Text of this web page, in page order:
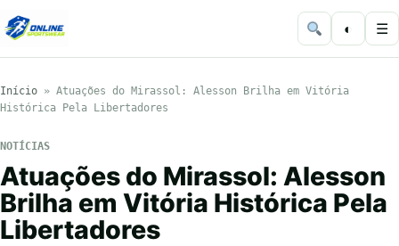
◐ ☰
Início » Atuações do Mirassol: Alesson Brilha em Vitória
Histórica Pela Libertadores
NOTÍCIAS
Atuações do Mirassol: Alesson
Brilha em Vitória Histórica Pela
Libertadores